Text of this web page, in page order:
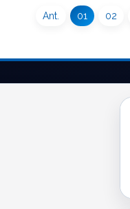
Ant. 01 02